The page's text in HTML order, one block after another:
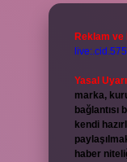
Reklam ve
Yasal
marka,
bağlantısı
kendi
haber